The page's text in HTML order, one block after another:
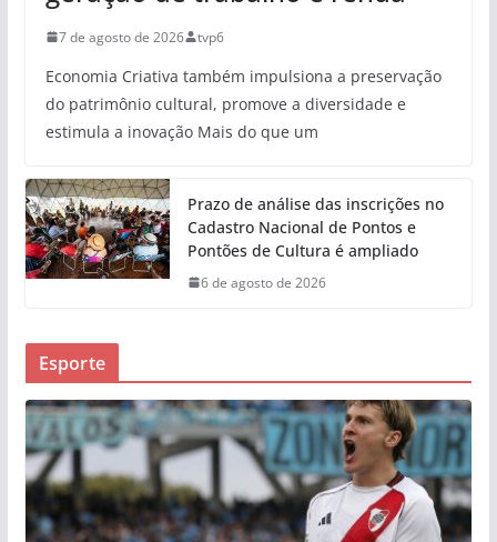
7 de agosto de 2026 tvp6
Economia Criativa também impulsiona a preservação
do patrimônio cultural, promove a diversidade e
estimula a inovação Mais do que um
Prazo de análise das inscrições no
Cadastro Nacional de Pontos e
Pontões de Cultura é ampliado
6 de agosto de 2026
Esporte